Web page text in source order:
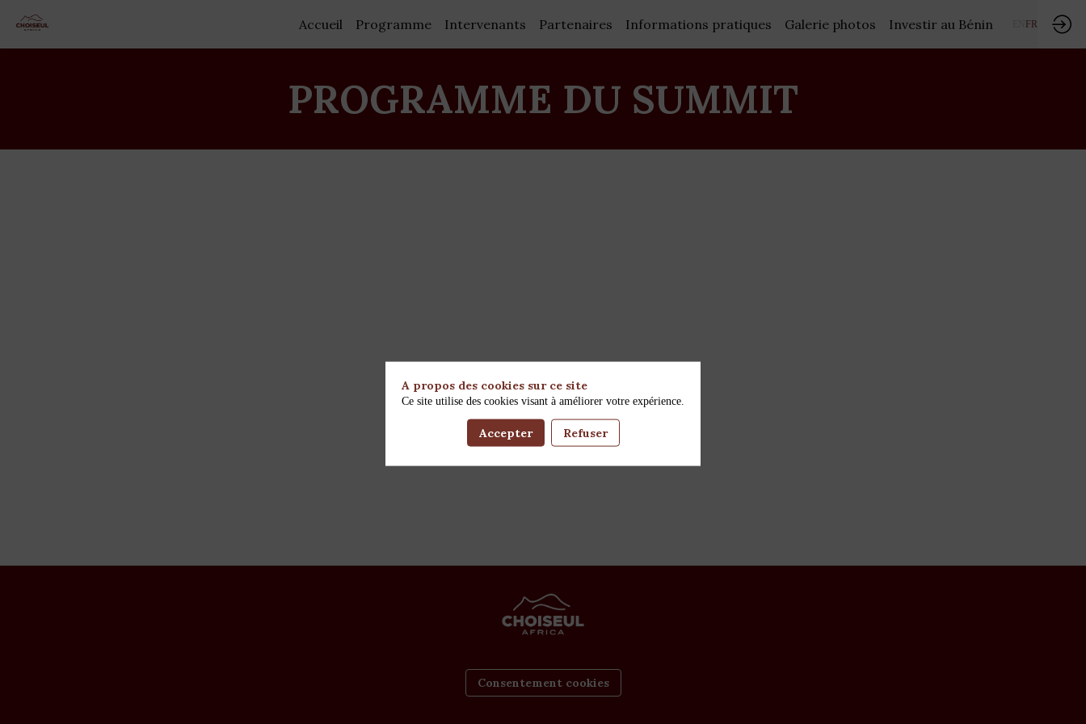
Accueil Programme Intervenants Partenaires Informations pratiques Galerie photos Investir au Bénin FR
PROGRAMME DU SUMMIT
Consentement cookies
A propos des cookies sur ce site
Ce site utilise des cookies visant à améliorer votre expérience.
Accepter Refuser